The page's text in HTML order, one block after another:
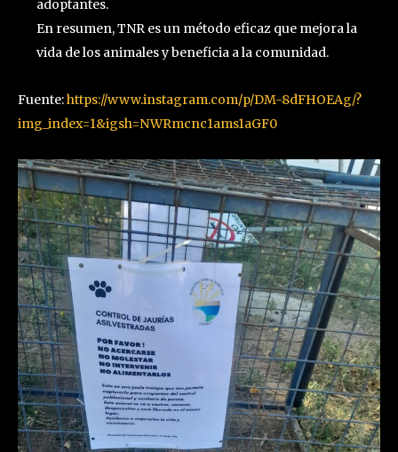
adoptantes.
En resumen, TNR es un método eficaz que mejora la
vida de los animales y beneficia a la comunidad.
Fuente:https://www.instagram.com/p/DM-8dFHOEAg/?
img_index=1&igsh=NWRmcnc1ams1aGF0